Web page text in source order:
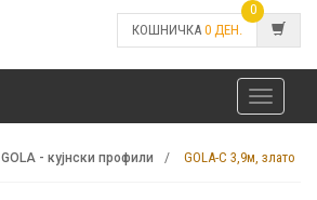
КОШНИЧКА 0 ДЕН.
0
Toggle
navigation
GOLA - кујнски профили GOLA-C 3,9м, злато